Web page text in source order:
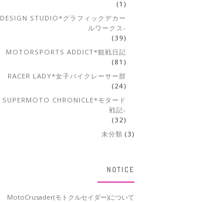
(1)
DESIGN STUDIO*グラフィックデカー
ルワークス-
(39)
MOTORSPORTS ADDICT*観戦日記
(81)
RACER LADY*女子バイクレーサー部
(24)
SUPERMOTO CHRONICLE*モタード
戦記-
(32)
未分類 (3)
NOTICE
MotoCrusader(モトクルセイダー)について